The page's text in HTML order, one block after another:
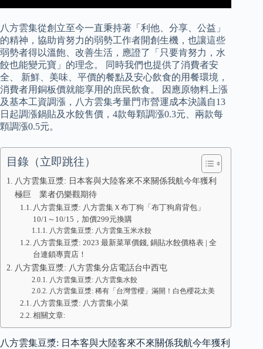
八方雲集從創立至今一直秉持著「利他、分享、公益」
的精神，協助肯努力的弱勢工作者開創生機，也讓這些
弱勢者得以溫飽、改善生活，應證了「只要肯努力，水
餃也能變元寶」的理念。 同時我們也提供了消費者安
全、 新鮮、美味、平價的餐點及安心飲食的用餐環境，
消費者用銅板價就能享用的庶民飲食。 因應原物料上漲
及基本工資調漲，八方雲集考量門市營運成本決議自13
日起調漲鍋貼及水餃售價，4款每顆調漲0.3元、兩款每
顆調漲0.5元。
目錄（立即跳往）
八方雲集豆漿: 日本客與大陸客來不來關係我航今年獲利
極巨 業者仍樂觀期待
八方雲集豆漿: 八方雲集Ｘ布丁狗「布丁狗肩背包」
10/1～10/15，加價299元換購
八方雲集豆漿: 八方雲集玉米水餃
八方雲集豆漿: 2023 最新菜單價錢, 鍋貼水餃價格表 | 全
台連鎖專賣店！
八方雲集豆漿: 八方雲集分店電話台中西屯
八方雲集豆漿: 八方雲集水餃
八方雲集豆漿: 稀有「台灣雪櫻」滿開！白色櫻花太美
八方雲集豆漿: 八方雲集小菜
相關文章:
八方雲集豆漿: 日本客與大陸客來不來關係我航今年獲利